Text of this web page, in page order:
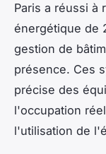
Paris a réussi à
énergétique de
gestion de
présence. Ces
précise des
l'occupation
l'utilisation de